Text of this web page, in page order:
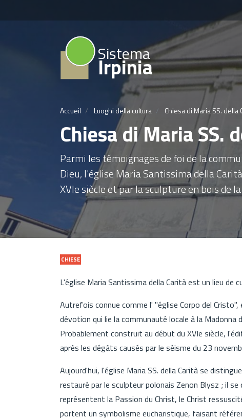
Sistema
Irpinia
Accueil Luoghi della cultura Chiesa di Maria SS. della
Chiesa di Maria SS.
Parmi les témoignages de foi de la
Dieu, l'église Maria Santissima della
XVIe siècle et par la sculpture en bois de
CHIESE
L'église Maria Santissima della Carità est un lieu de
Autrefois connue comme l' "église Corpo del
dévotion qui lie la communauté locale à la Madonna
Probablement construit au début du XVIe siècle,
après les dégâts causés par le séisme du 23
Aujourd'hui, l'église Maria SS. della Carità se
restauré par le sculpteur polonais Zenon Blysz ; il
représentent la Passion du Christ, le Christ
portent un symbolisme eucharistique, faisant